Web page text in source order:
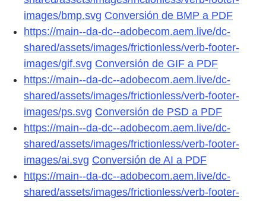
images/bmp.svg Conversión de BMP a PDF
https://main--da-dc--adobecom.aem.live/dc-
shared/assets/images/frictionless/verb-footer-
images/gif.svg Conversión de GIF a PDF
https://main--da-dc--adobecom.aem.live/dc-
shared/assets/images/frictionless/verb-footer-
images/ps.svg Conversión de PSD a PDF
https://main--da-dc--adobecom.aem.live/dc-
shared/assets/images/frictionless/verb-footer-
images/ai.svg Conversión de AI a PDF
https://main--da-dc--adobecom.aem.live/dc-
shared/assets/images/frictionless/verb-footer-